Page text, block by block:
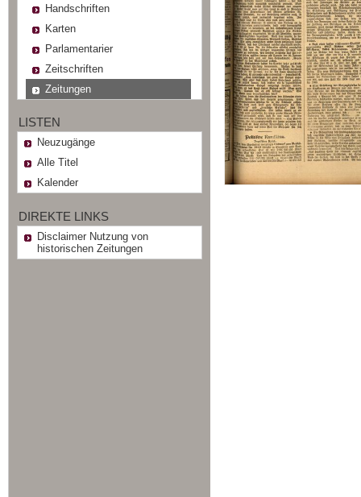
Handschriften
Karten
Parlamentarier
Zeitschriften
Zeitungen
LISTEN
Neuzugänge
Alle Titel
Kalender
DIREKTE LINKS
Disclaimer Nutzung von
historischen Zeitungen